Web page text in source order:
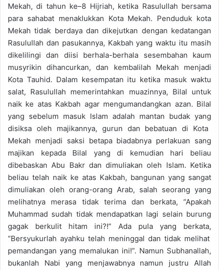
Mekah, di tahun ke–8 Hijriah, ketika Rasulullah bersama
para sahabat menaklukkan Kota Mekah. Penduduk kota
Mekah tidak berdayadan dikejutkan dengan kedatangan
Rasulullah dan pasukannya, Kakbah yang waktu itu masih
dikelilingi dan diisi berhala-berhala sesembahan kaum
musyrikin dihancurkan, dan kembalilah Mekah menjadi
Kota Tauhid. Dalam kesempatan itu ketika masuk waktu
salat, Rasulullah memerintahkan muazinnya, Bilal untuk
naik ke atas Kakbah agarmengumandangkan azan. Bilal
yang sebelum masuk Islam adalah mantan budak yang
disiksa oleh majikannya, gurun dan bebatuan di Kota
Mekah menjadi saksi betapa biadabnya perlakuan sang
majikan kepada Bilal yang di kemudian hari beliau
dibebaskan Abu Bakr dan dimuliakan oleh Islam. Ketika
beliau telah naik ke atas Kakbah, bangunan yang sangat
dimuliakan oleh orang-orang Arab, salah seorang yang
melihatnya merasa tidak terima dan berkata, “Apakah
Muhammad sudah tidak mendapatkan lagi selain burung
gagak berkulit hitam ini?!”
Ada pula yang berkata,
“Bersyukurlah ayahku telah meninggal dan tidak melihat
pemandangan yang memalukan ini!”. Namun Subhanallah,
bukanlah Nabi yang menjawabnya namun justru Allah